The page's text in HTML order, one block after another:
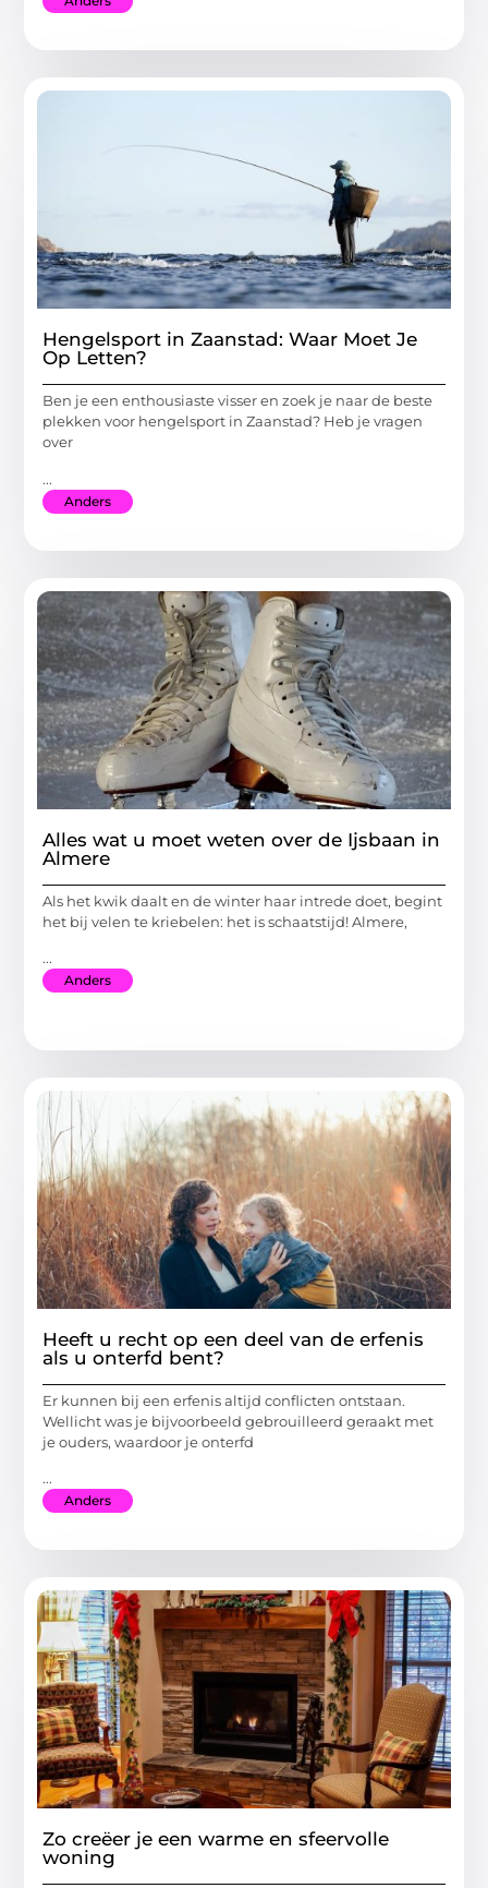
Hengelsport in Zaanstad: Waar Moet Je
Op Letten?
Ben je een enthousiaste visser en zoek je naar de beste
plekken voor hengelsport in Zaanstad? Heb je vragen
over
...
Anders
Alles wat u moet weten over de Ijsbaan in
Almere
Als het kwik daalt en de winter haar intrede doet, begint
het bij velen te kriebelen: het is schaatstijd! Almere,
...
Anders
Heeft u recht op een deel van de erfenis
als u onterfd bent?
Er kunnen bij een erfenis altijd conflicten ontstaan.
Wellicht was je bijvoorbeeld gebrouilleerd geraakt met
je ouders, waardoor je onterfd
...
Anders
Zo creëer je een warme en sfeervolle
woning